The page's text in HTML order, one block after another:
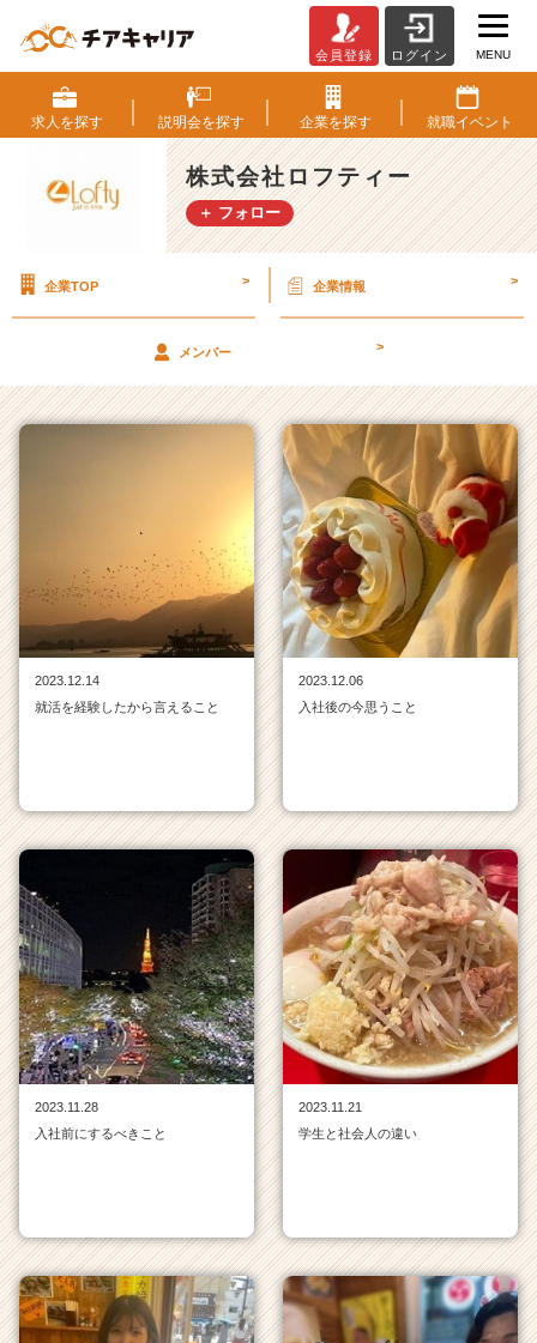
式
会
社
ロ
フ
テ
タ
ラ
イ
ベ
ン
チ
ャ
ー・
企
ス
カ
ウ
ト
が
届
く
就
活
サ
イ
ア
（C
h
e
会員登録 ログイン MENU
求人を探す 説明会を探す 企業を探す 就職イベント
株式会社ロフティー
＋ フォロー
企業TOP > 企業情報 >
メンバー >
2023.12.14
就活を経験したから言えること
2023.12.06
入社後の今思うこと
2023.11.28
入社前にするべきこと
2023.11.21
学生と社会人の違い